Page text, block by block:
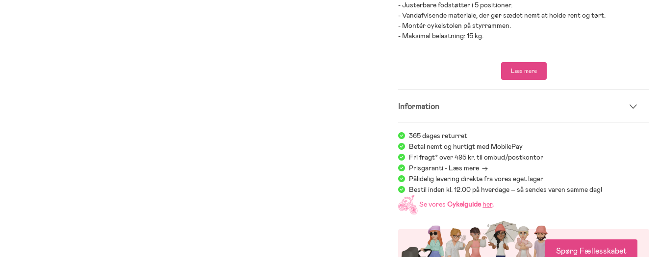
- Justerbare fodstøtter i 5 positioner.
- Vandafvisende materiale, der gør sædet nemt at holde rent og tørt.
- Montér cykelstolen på styrrammen.
- Maksimal belastning: 15 kg.
Læs mere
Information
365 dages returret
Betal nemt og hurtigt med MobilePay
Fri fragt* over 495 kr. til ombud/postkontor
Prisgaranti - Læs mere ->
Pålidelig levering direkte fra vores eget lager
Bestil inden kl. 12.00 på hverdage – så sendes varen samme dag!
Se voresCykelguide her.
Spørg Fællesskabet